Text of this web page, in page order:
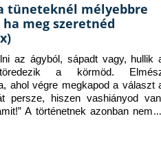
tüneteknél mélyebbre
meg szeretnéd
az ágyból, sápadt vagy, hullik
a körmöd.
ahol végre megkapod a választ
persze, hiszen vashiányod
A történetnek azonban nem itt